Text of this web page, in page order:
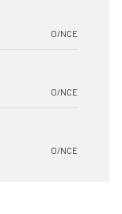
O/NCE
O/NCE
O/NCE